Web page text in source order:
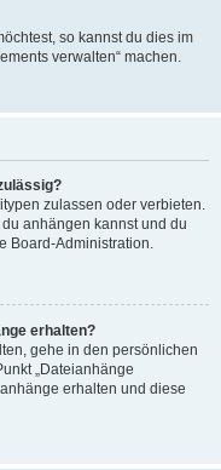
so kannst du dies im
verwalten“ machen.
zulassen oder verbieten.
anhängen kannst und du
Board-Administration.
erhalten?
gehe in den persönlichen
„Dateianhänge
erhalten und diese